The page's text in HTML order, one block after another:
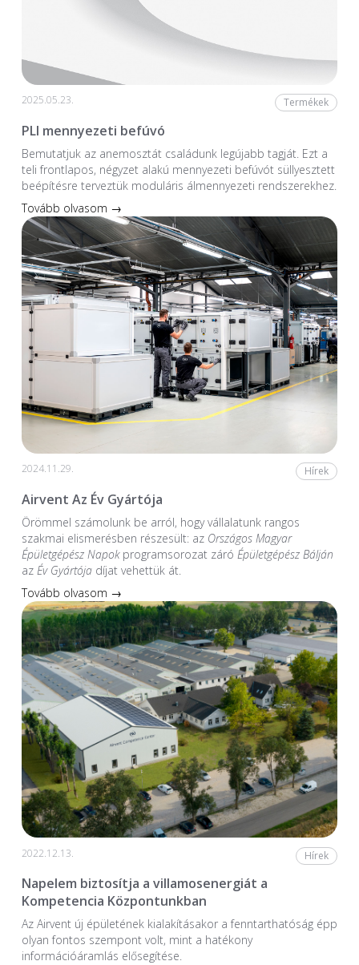
2025.05.23. Termékek
PLI mennyezeti befúvó
Bemutatjuk az anemosztát családunk legújabb tagját. Ezt a
teli frontlapos, négyzet alakú mennyezeti befúvót süllyesztett
beépítésre terveztük moduláris álmennyezeti rendszerekhez.
Tovább olvasom →
2024.11.29. Hírek
Airvent Az Év Gyártója
Örömmel számolunk be arról, hogy vállalatunk rangos
szakmai elismerésben részesült: az Országos Magyar
Épületgépész Napokprogramsorozat záró Épületgépész Bálján
az Év Gyártójadíjat vehettük át.
Tovább olvasom →
2022.12.13. Hírek
Napelem biztosítja a villamosenergiát a
Kompetencia Központunkban
Az Airvent új épületének kialakításakor a fenntarthatóság épp
olyan fontos szempont volt, mint a hatékony
információáramlás elősegítése.